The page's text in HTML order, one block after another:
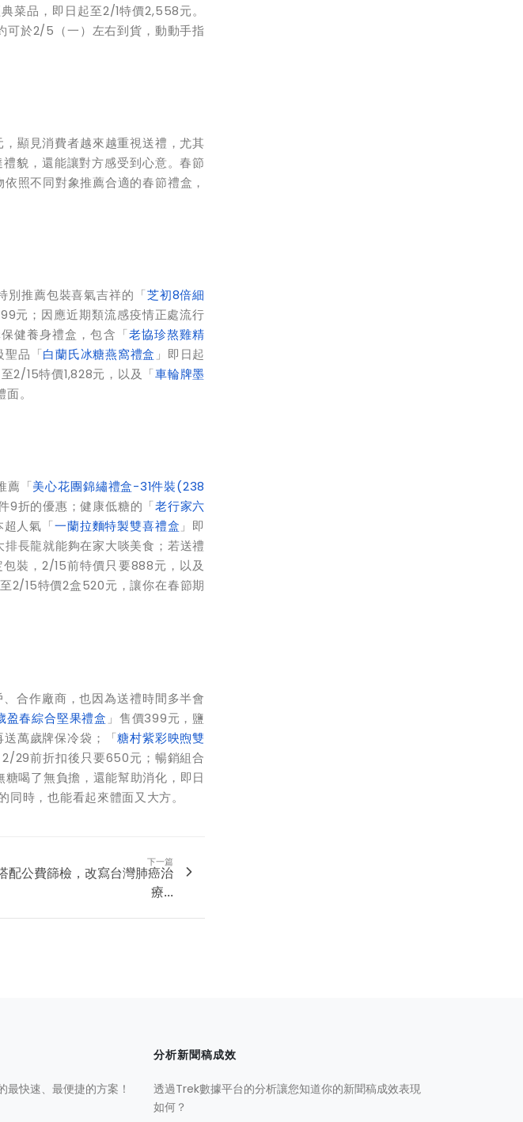
菜品，即日起至2/1特價2,558元。
可於2/5（一）左右到貨，動動手指
顯見消費者越來越重視送禮，尤其
貌，還能讓對方感受到心意。春節
照不同對象推薦合適的春節禮盒，
別推薦包裝喜氣吉祥的「芝初8倍細
元；因應近期類流感疫情正處流行
健養身禮盒，包含「老協珍熬雞精
聖品「白蘭氏冰糖燕窩禮盒 」即日起
2/15特價1,828元，以及「車輪牌墨
。
薦「美心花團錦繡禮盒-31件裝(238
9折的優惠；健康低糖的「老行家六
超人氣「一蘭拉麵特製雙喜禮盒」即
長龍就能夠在家大啖美食；若送禮
裝，2/15前特價只要888元，以及
2/15特價2盒520元，讓你在春節期
合作廠商，也因為送禮時間多半會
盈春綜合堅果禮盒 」售價399元，鹽
送萬歲牌保冷袋；「糖村紫彩映煦雙
29前折扣後只要650元；暢銷組合
喝了無負擔，還能幫助消化，即日
時，也能看起來體面又大方。
下一篇
配公費篩檢，改寫台灣肺癌治
療...
快速、最便捷的方案！
分析新聞稿成效
透過Trek數據平台的分析讓您知道你的新聞稿成效表現
如何？